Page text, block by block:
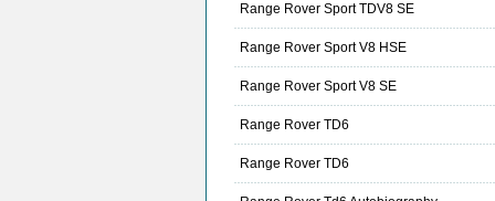
Range Rover Sport TDV8 SE
Range Rover Sport V8 HSE
Range Rover Sport V8 SE
Range Rover TD6
Range Rover TD6